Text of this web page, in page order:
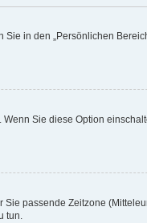
in den „Persönlichen
Sie diese Option
passende Zeitzone
tun.